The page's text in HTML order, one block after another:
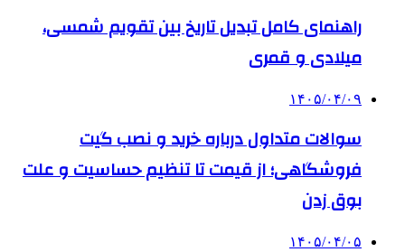
راهنمای کامل تبدیل تاریخ بین تقویم شمسی،
میلادی و قمری
۱۴۰۵/۰۴/۰۹
سوالات متداول درباره خرید و نصب گیت
فروشگاهی؛ از قیمت تا تنظیم حساسیت و علت
بوق زدن
۱۴۰۵/۰۴/۰۵